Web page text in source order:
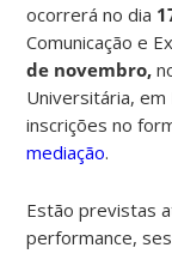
ocorrerá no dia
Comunicação e
de novembro,
Universitária, em
inscrições no
mediação.
Estão previstas
performance,